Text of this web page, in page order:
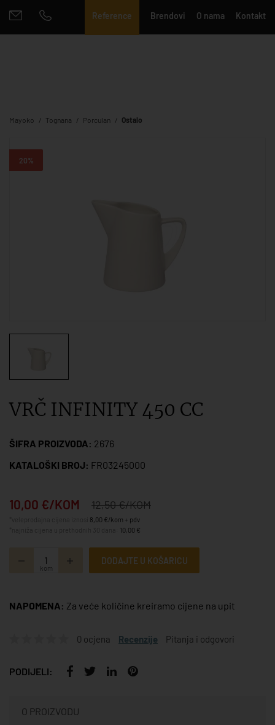
Reference Brendovi O nama Kontakt
Mayoko Tognana Porculan Ostalo
20%
VRČ INFINITY 450 CC
ŠIFRA PROIZVODA: 2676
KATALOŠKI BROJ: FR03245000
10,00 €/KOM 12,50 €/KOM
8,00 €/kom + pdv
10,00 €
kom
DODAJTE U KOŠARICU
NAPOMENA: Za veće količine kreiramo cijene na upit
0 ocjena Recenzije Pitanja i odgovori
PODIJELI:
O PROIZVODU